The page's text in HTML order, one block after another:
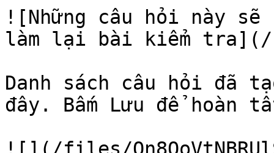
![Những câu hỏi này
làm lại bài kiểm tra](/
Danh sách câu hỏi đã
đây. Bấm Lưu để